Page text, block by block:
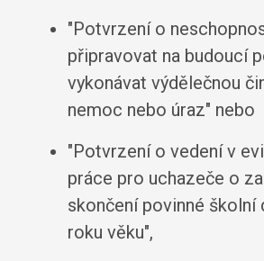
"Potvrzení o
připravovat na budoucí
vykonávat výdělečnou
nemoc nebo úraz" nebo
"Potvrzení o vedení v
práce pro uchazeče o
skončení povinné školní
roku věku",